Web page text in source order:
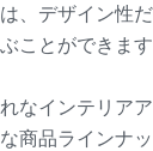
、デザイン性
ことができます
なインテリア
商品ラインナ